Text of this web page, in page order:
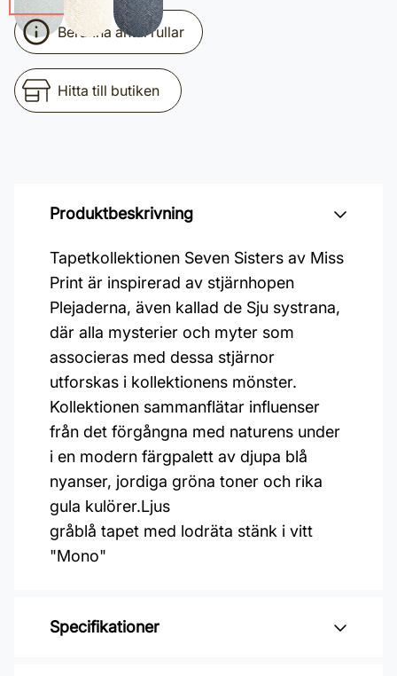
Beräkna antal rullar
Hitta till butiken
Produktbeskrivning
Tapetkollektionen Seven Sisters av Miss
Print är inspirerad av stjärnhopen
Plejaderna, även kallad de Sju systrana,
där alla mysterier och myter som
associeras med dessa stjärnor
utforskas i kollektionens mönster.
Kollektionen sammanflätar influenser
från det förgångna med naturens under
i en modern färgpalett av djupa blå
nyanser, jordiga gröna toner och rika
gula kulörer.Ljus
gråblå tapet med lodräta stänk i vitt
"Mono"
Specifikationer